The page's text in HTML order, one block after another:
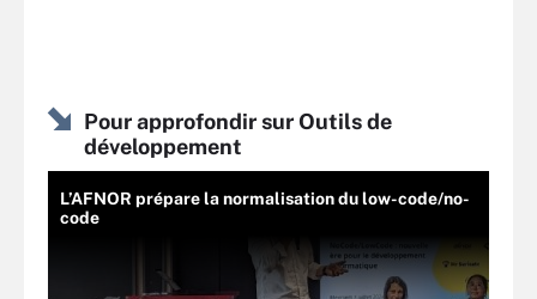
Pour approfondir sur Outils de
développement
L’AFNOR prépare la normalisation du low-code/no-
code